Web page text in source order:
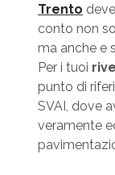
Trento
conto non
ma anche e
Per i tuoi
punto di
SVAI, dove
veramente